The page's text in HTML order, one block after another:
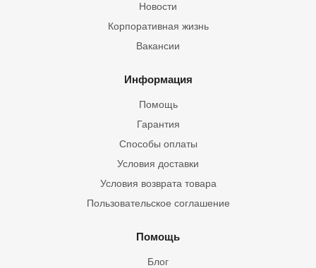
Новости
Корпоративная жизнь
Вакансии
Информация
Помощь
Гарантия
Способы оплаты
Условия доставки
Условия возврата товара
Пользовательское соглашение
Помощь
Блог